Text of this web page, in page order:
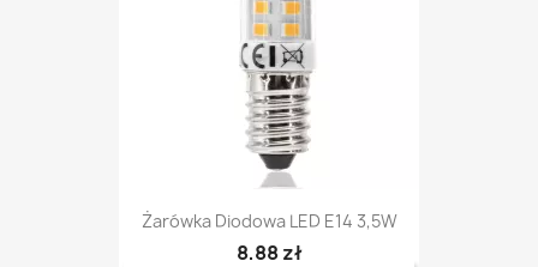
Żarówka Diodowa LED E14 3,5W
8,88 zł